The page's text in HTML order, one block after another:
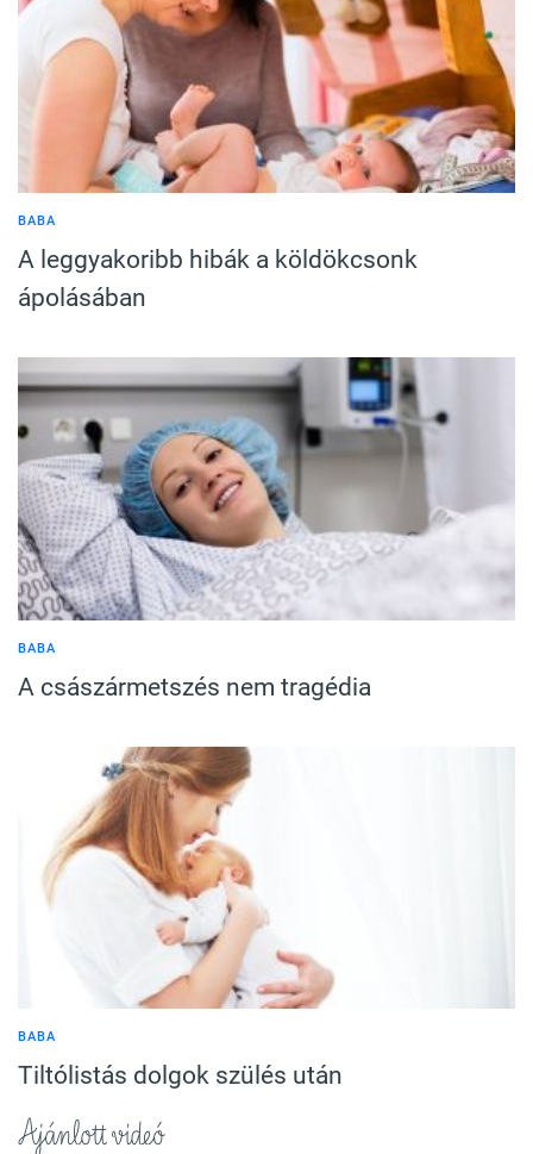
BABA
A leggyakoribb hibák a köldökcsonk
ápolásában
BABA
A császármetszés nem tragédia
BABA
Tiltólistás dolgok szülés után
Ajánlott videó